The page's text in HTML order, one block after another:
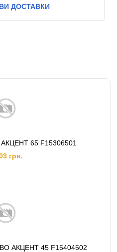
ДОСТАВКИ
АКЦЕНТ 65 F15306501
грн.
АКЦЕНТ 45 F15404502